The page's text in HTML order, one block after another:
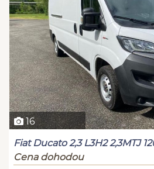
16
Fiat Ducato 2,3 L3H2 2,3MTJ
Cena dohodou